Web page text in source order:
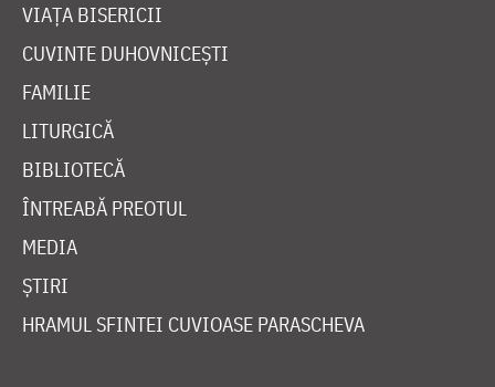
VIAȚA BISERICII
CUVINTE DUHOVNICEȘTI
FAMILIE
LITURGICĂ
BIBLIOTECĂ
ÎNTREABĂ PREOTUL
MEDIA
ȘTIRI
HRAMUL SFINTEI CUVIOASE PARASCHEVA